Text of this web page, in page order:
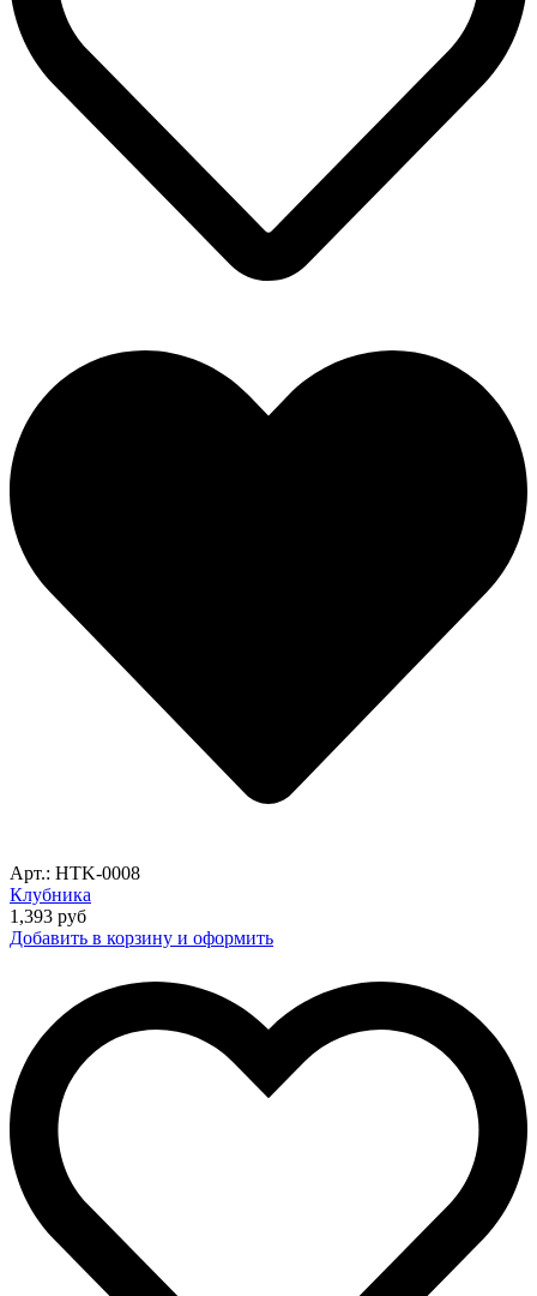
Арт.: HTK-0008
Клубника
1,393 руб
Добавить в корзину и оформить